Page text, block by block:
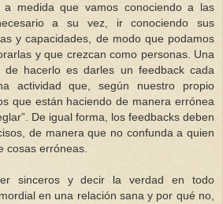
a medida que vamos conociendo a las
a su vez, ir conociendo sus
y capacidades, de modo que podamos
y que crezcan como personas. Una
de hacerlo es darles un feedback cada
actividad que, según nuestro propio
que están haciendo de manera errónea
De igual forma, los feedbacks deben
de manera que no confunda a quien
cosas erróneas.
sinceros y decir la verdad en todo
en una relación sana y por qué no,